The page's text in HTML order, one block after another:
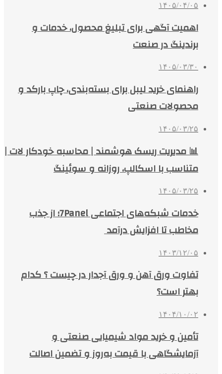
۱۴۰۵/۰۴/۰۵
اهمیت آگهی برای تبلیغ محصول، خدمات و
برندینگ در صنعت
۱۴۰۵/۰۳/۳۰
راهنمای خرید لیبل برای بسته‌بندی، چاپ بارکد و
محصولات صنعتی
۱۴۰۵/۰۳/۲۵
📊 مدیریت ریسک هوشمند | محاسبه خودکار لات |
متناسب با اسکالپ، روزانه و سوئینگ
۱۴۰۵/۰۳/۲۵
خدمات شبکه‌های اجتماعی 7Panel؛ از جذب
مخاطب تا افزایش درآمد
۱۴۰۳/۱۲/۰۵
تفاوت ورق آهن و ورق آجدار در چیست ؟ کدام
بهتر است؟
۱۴۰۴/۱۰/۰۲
تأمین و خرید مواد شیمیایی صنعتی و
آزمایشگاهی با قیمت به‌روز و تضمین اصالت